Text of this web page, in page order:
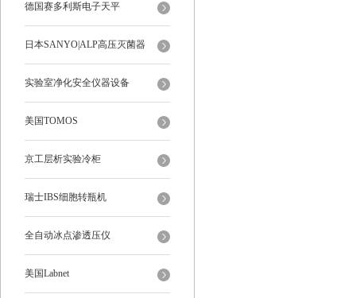
德国赛多利斯电子天平
日本SANYO|ALP高压灭菌器
实验室净化安全仪器设备
美国TOMOS
京工层析实验冷柜
瑞士IBS细胞转瓶机
全自动冰点渗透压仪
美国Labnet